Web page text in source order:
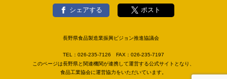
シェアする ポスト
長野県食品製造業振興ビジョン推進協議会
TEL： 026-235-7126 FAX： 026-235-7197
このページは長野県と関連機関が連携して運営する公式サイトとなり、
食品工業協会に運営協力をいただいています。